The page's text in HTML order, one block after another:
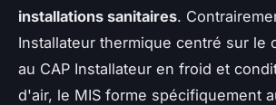
installations sanitaires.
Installateur thermique centré sur le
au CAP Installateur en froid et
d'air, le MIS forme spécifiquement